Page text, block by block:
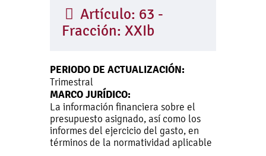
Artículo: 63 -
Fracción: XXIb
PERIODO DE ACTUALIZACIÓN:
Trimestral
MARCO JURÍDICO:
La información financiera sobre el
presupuesto asignado, así como los
informes del ejercicio del gasto, en
términos de la normatividad aplicable